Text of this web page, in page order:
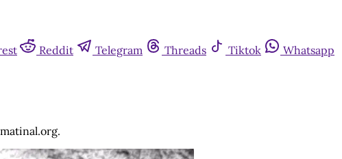
Reddit Telegram Threads Tiktok
Whatsapp